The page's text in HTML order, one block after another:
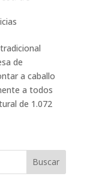
de
a caballo
a todos
de 1.072